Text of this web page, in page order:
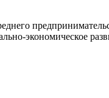
экономическое